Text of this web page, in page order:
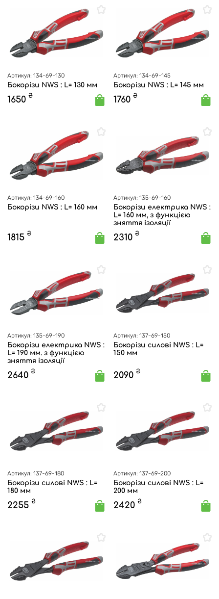
Артикул: 134-69-130
Бокорізи NWS : L= 130 мм
1650 ₴
Артикул: 134-69-145
Бокорізи NWS : L= 145 мм
1760 ₴
Артикул: 134-69-160
Бокорізи NWS : L= 160 мм
1815 ₴
Артикул: 135-69-160
Бокорізи електрика NWS :
L= 160 мм, з функцією
зняття ізоляції
2310 ₴
Артикул: 135-69-190
Бокорізи електрика NWS :
L= 190 мм. з функцією
зняття ізоляції
2640 ₴
Артикул: 137-69-150
Бокорізи силові NWS : L=
150 мм
2090 ₴
Артикул: 137-69-180
Бокорізи силові NWS : L=
180 мм
2255 ₴
Артикул: 137-69-200
Бокорізи силові NWS : L=
200 мм
2420 ₴